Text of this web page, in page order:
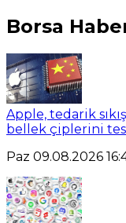
Borsa
Apple, tedarik
bellek çiplerini
Paz 09.08.2026